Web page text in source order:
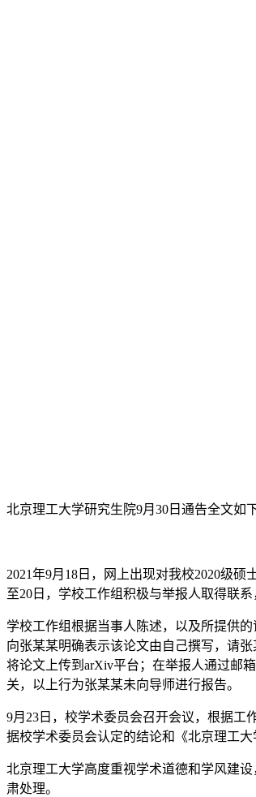
北京理工大学研究生院9月30日通告全文如下
2021年9月18日，网上出现对我校2020级
至20日，学校工作组积极与举报人取得联
学校工作组根据当事人陈述，以及所提供
向张某某明确表示该论文由自己撰写，请
将论文上传到arXiv平台；在举报人通过邮
关，以上行为张某某未向导师进行报告。
9月23日，校学术委员会召开会议，根据工
据校学术委员会认定的结论和《北京理工
北京理工大学高度重视学术道德和学风建
肃处理。